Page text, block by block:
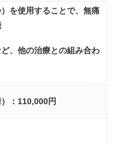
を使用することで、無痛
、他の治療との組み合わ
：110,000円